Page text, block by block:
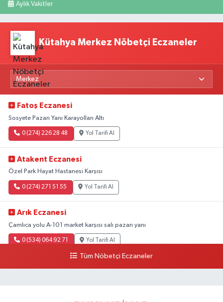
Aylık Vakitler
Kütahya Merkez Nöbetçi Eczaneler
Fatoş Eczanesi
Sosyete Pazarı Yanı Karayolları Altı
0 (274) 226 28 48 Yol Tarifi Al
Atakent Eczanesi
Özel Park Hayat Hastanesi Karşısı
0 (274) 271 51 55 Yol Tarifi Al
Arık Eczanesi
Çamlıca yolu A-101 market karşısı salı pazarı yanı
0 (534) 064 92 71 Yol Tarifi Al
Tüm Nöbetçi Eczaneler